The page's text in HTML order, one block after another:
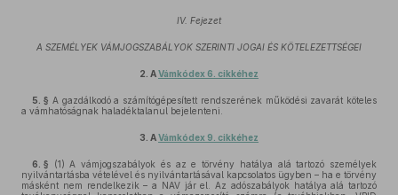
IV. Fejezet
A SZEMÉLYEK VÁMJOGSZABÁLYOK SZERINTI JOGAI ÉS KÖTELEZETTSÉGEI
2. AVámkódex 6. cikkéhez
5. § A gazdálkodó a számítógépesített rendszerének működési zavarát köteles
a vámhatóságnak haladéktalanul bejelenteni.
3. AVámkódex 9. cikkéhez
6. § (1) A vámjogszabályok és az e törvény hatálya alá tartozó személyek
nyilvántartásba vételével és nyilvántartásával kapcsolatos ügyben – ha e törvény
másként nem rendelkezik – a NAV jár el. Az adószabályok hatálya alá tartozó